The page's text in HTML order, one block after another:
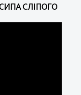
СЛІПОГО